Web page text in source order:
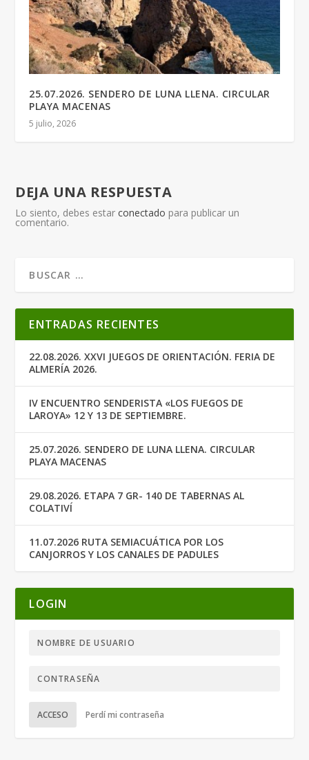
25.07.2026. SENDERO DE LUNA LLENA. CIRCULAR
PLAYA MACENAS
5 julio, 2026
DEJA UNA RESPUESTA
Lo siento, debes estarconectado para publicar un
comentario.
ENTRADAS RECIENTES
22.08.2026. XXVI JUEGOS DE ORIENTACIÓN. FERIA DE
ALMERÍA 2026.
IV ENCUENTRO SENDERISTA «LOS FUEGOS DE
LAROYA» 12 Y 13 DE SEPTIEMBRE.
25.07.2026. SENDERO DE LUNA LLENA. CIRCULAR
PLAYA MACENAS
29.08.2026. ETAPA 7 GR- 140 DE TABERNAS AL
COLATIVÍ
11.07.2026 RUTA SEMIACUÁTICA POR LOS
CANJORROS Y LOS CANALES DE PADULES
LOGIN
ACCESO Perdí mi contraseña